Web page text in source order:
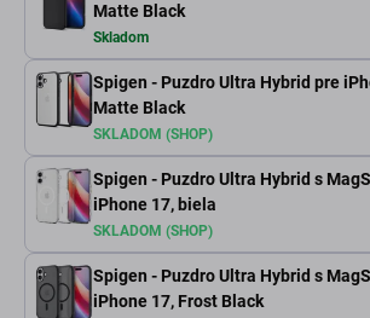
Matte Black
Skladom
Spigen - Puzdro Ultra Hybrid pre
Matte Black
SKLADOM (SHOP)
Spigen - Puzdro Ultra Hybrid s
iPhone 17, biela
SKLADOM (SHOP)
Spigen - Puzdro Ultra Hybrid s
iPhone 17, Frost Black